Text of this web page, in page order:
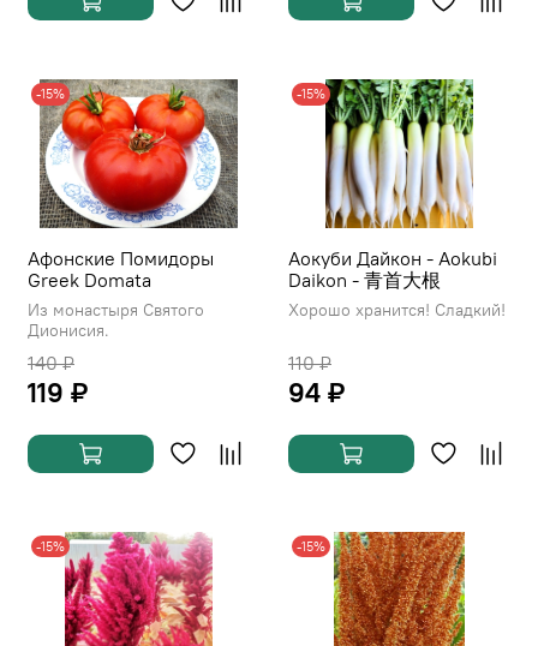
-15%
Афонские Помидоры
Greek Domata
Из монастыря Святого
Дионисия.
140 ₽
119 ₽
-15%
Аокуби Дайкон - Aokubi
Daikon - 青首大根
Хорошо хранится! Сладкий!
110 ₽
94 ₽
-15% -15%